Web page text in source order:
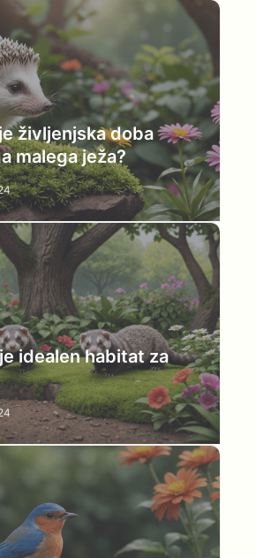
življenjska doba
malega ježa?
idealen habitat za